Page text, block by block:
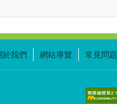
於我們 網站導覽 常見問題